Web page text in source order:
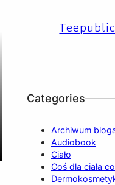
Categories
Archiwum
Audiobook
Ciało
Coś dla ciała